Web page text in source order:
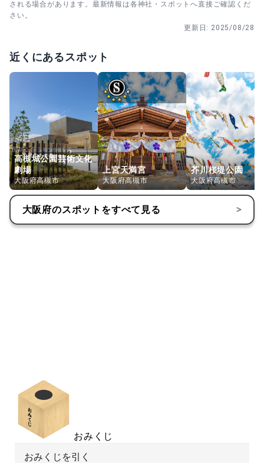
される場合があります。最新情報は各神社・スポットへ直接ご確認くだ
さい。
更新日: 2025/08/28
近くにあるスポット
高槻城公園芸術文化
劇場
大阪府高槻市
上宮天満宮
大阪府高槻市
芥川桜堤公園
大阪府高槻市
大阪府のスポットをすべて見る >
おみくじ
おみくじを引く